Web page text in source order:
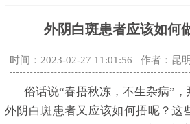
外阴白斑患者应该如何
时间：2023-02-27 11:01:56 作者：昆
俗话说“春捂秋冻，不生杂病”，
外阴白斑患者又应该如何捂呢？这